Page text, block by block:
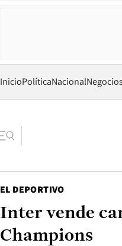
InicioPolíticaNacionalNegocios
EL DEPORTIVO
Inter vende
Champions